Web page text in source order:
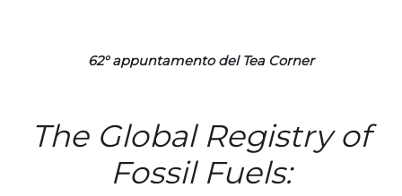
62° appuntamento del Tea Corner
The Global Registry of
Fossil Fuels: